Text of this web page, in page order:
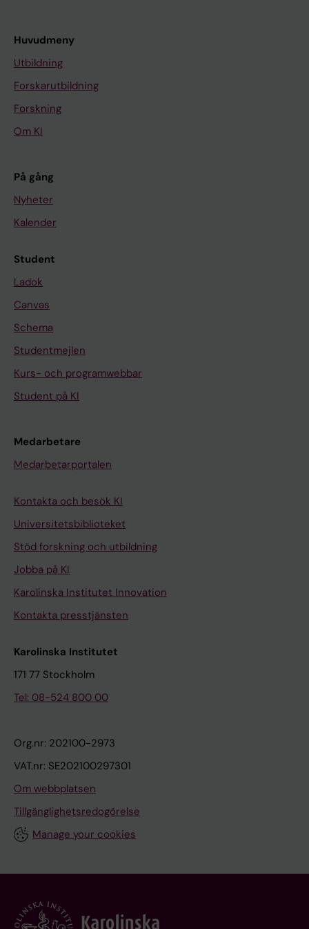
Huvudmeny
Utbildning
Forskarutbildning
Forskning
Om KI
På gång
Nyheter
Kalender
Student
Ladok
Canvas
Schema
Studentmejlen
Kurs- och programwebbar
Student på KI
Medarbetare
Medarbetarportalen
Kontakta och besök KI
Universitetsbiblioteket
Stöd forskning och utbildning
Jobba på KI
Karolinska Institutet Innovation
Kontakta presstjänsten
Karolinska Institutet
171 77 Stockholm
Tel: 08-524 800 00
Org.nr: 202100-2973
VAT.nr: SE202100297301
Om webbplatsen
Tillgänglighetsredogörelse
Manage your cookies